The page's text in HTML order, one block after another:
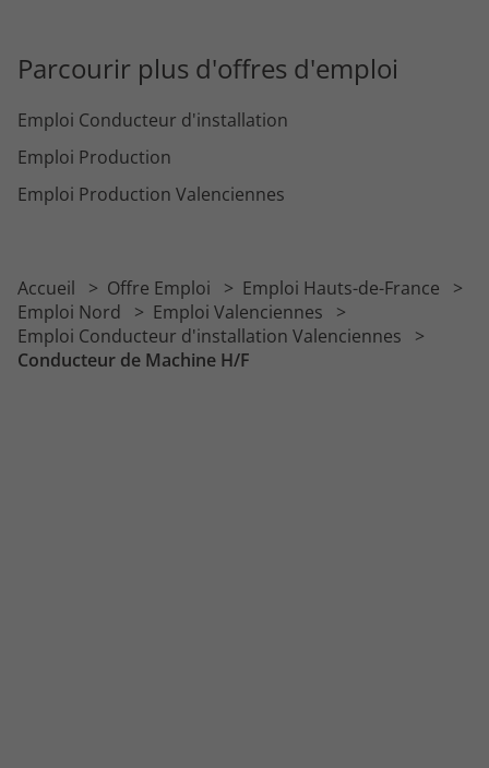
Parcourir plus d'offres d'emploi
Emploi Conducteur d'installation
Emploi Production
Emploi Production Valenciennes
Accueil Offre Emploi
Emploi Hauts-de-France
Emploi Nord
Emploi Valenciennes
Emploi Conducteur d'installation Valenciennes
Conducteur de Machine H/F